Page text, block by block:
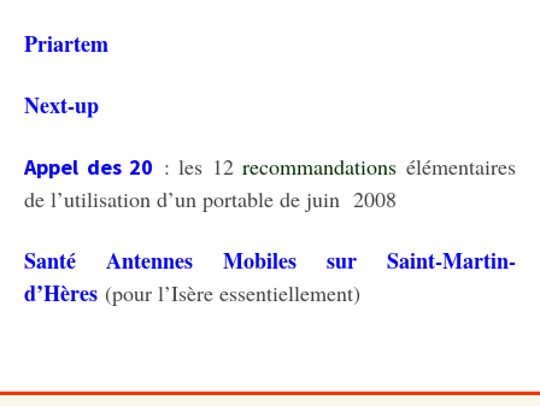
Priartem
Next-up
Appel des 20 : les 12recommandations élémentaires
de l’utilisation d’un portable de juin 2008
Santé Antennes Mobiles sur Saint-Martin-
d’Hères (pour l’Isère essentiellement)